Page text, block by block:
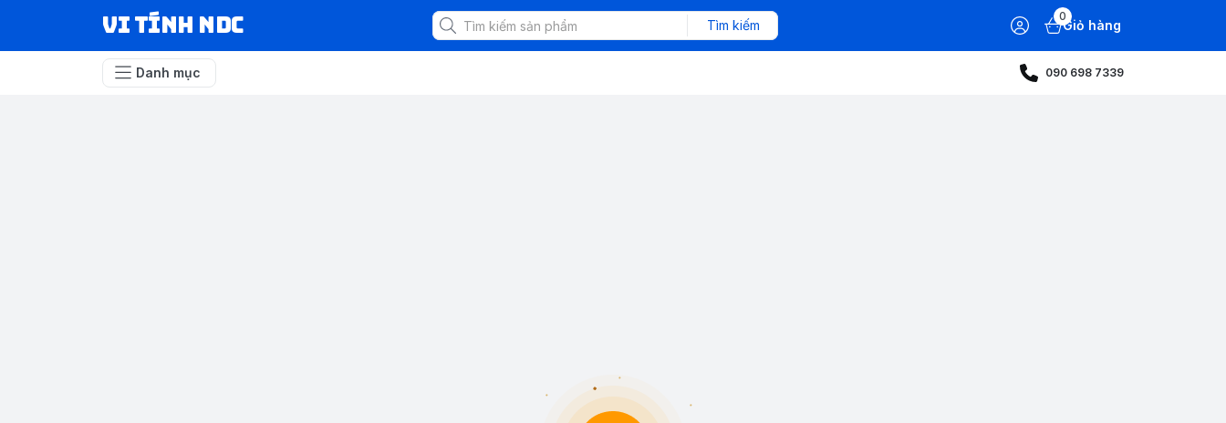
VI TÍNH NDC Tìm kiếm
0
Giỏ hàng
Danh mục 090 698 7339